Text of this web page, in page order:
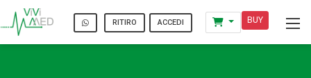
RITIRO ACCEDI BUY